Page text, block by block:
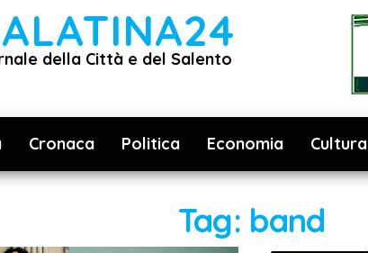
della Città e del Salento
Cronaca Politica Economia Cultura
Tag: band